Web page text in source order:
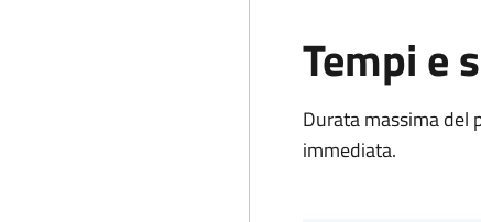
Tempi e
Durata massima del
immediata.